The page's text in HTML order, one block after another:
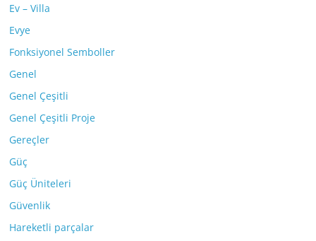
Ev – Villa
Evye
Fonksiyonel Semboller
Genel
Genel Çeşitli
Genel Çeşitli Proje
Gereçler
Güç
Güç Üniteleri
Güvenlik
Hareketli parçalar